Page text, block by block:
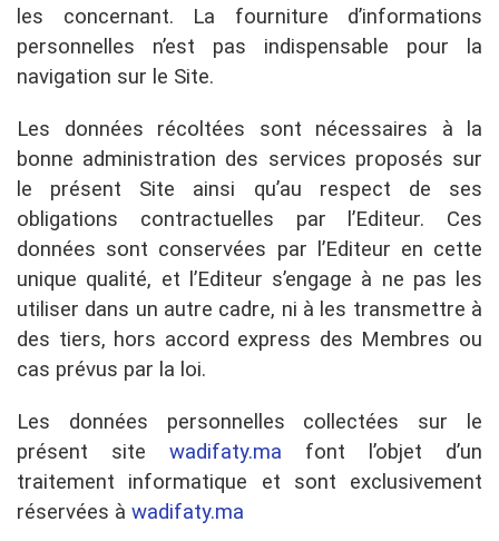
les concernant. La fourniture d’informations
personnelles n’est pas indispensable pour la
navigation sur le Site.
Les données récoltées sont nécessaires à la
bonne administration des services proposés sur
le présent Site ainsi qu’au respect de ses
obligations contractuelles par l’Editeur. Ces
données sont conservées par l’Editeur en cette
unique qualité, et l’Editeur s’engage à ne pas les
utiliser dans un autre cadre, ni à les transmettre à
des tiers, hors accord express des Membres ou
cas prévus par la loi.
Les données personnelles collectées sur le
présent site wadifaty.ma font l’objet d’un
traitement informatique et sont exclusivement
réservées à wadifaty.ma